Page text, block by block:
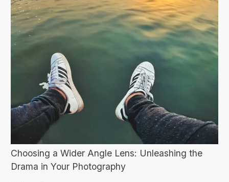
Choosing a Wider Angle Lens: Unleashing the
Drama in Your Photography